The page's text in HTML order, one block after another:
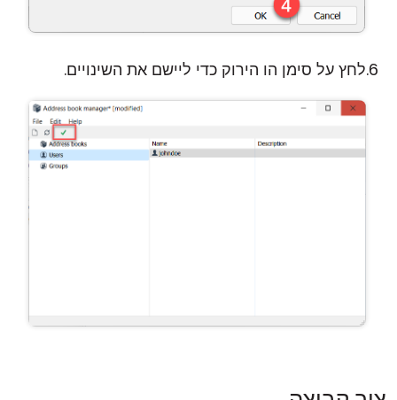
לחץ על סימן הו הירוק כדי ליישם את השינויים.